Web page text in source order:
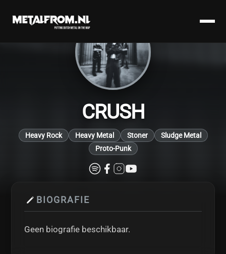
CRUSH
Heavy Rock Heavy Metal Stoner
Sludge Metal
Proto-Punk
BIOGRAFIE
Geen biografie beschikbaar.